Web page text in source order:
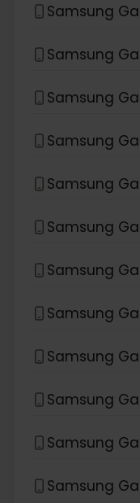
Samsung
Samsung
Samsung
Samsung
Samsung
Samsung
Samsung
Samsung
Samsung
Samsung
Samsung
Samsung